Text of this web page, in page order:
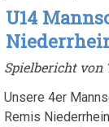
5
U14
Spielbericht von
Unsere 4er
Remis